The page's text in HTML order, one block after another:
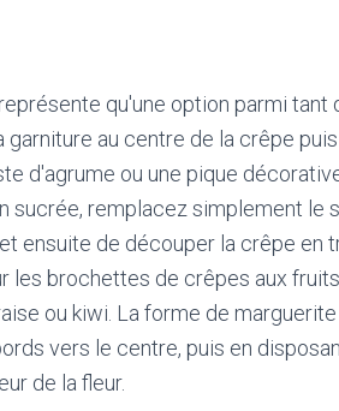
qu'une option parmi tant
garniture au centre de la crêpe
d'agrume ou une pique
sucrée, remplacez simplement le
ensuite de découper la crêpe en
les brochettes de crêpes aux
ou kiwi. La forme de
vers le centre, puis en
de la fleur.